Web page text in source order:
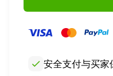
check 安全支付与买家